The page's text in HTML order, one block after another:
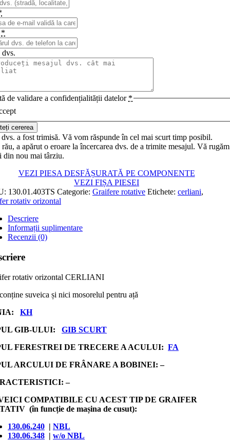
*
de validare a confidențialității datelor *
cererea
dvs. a fost trimisă. Vă vom răspunde în cel mai scurt timp posibil.
a apărut o eroare la încercarea dvs. de a trimite mesajul. Vă
din nou mai târziu.
VEZI PIESA DESFĂȘURATĂ PE COMPONENTE
VEZI FIȘA PIESEI
130.01.403TS Categorie: Graifere rotative Etichete: cerliani,
rotativ orizontal
Descriere
Informații suplimentare
Recenzii (0)
rotativ orizontal CERLIANI
suveica și nici mosorelul pentru ață
KH
GIB-ULUI: GIB SCURT
FERESTREI DE TRECERE A ACULUI: FA
ARCULUI DE FRÂNARE A BOBINEI: –
–
COMPATIBILE CU ACEST TIP DE GRAIFER
(în funcție de mașina de cusut):
130.06.240 | NBL
130.06.348 | w/o NBL